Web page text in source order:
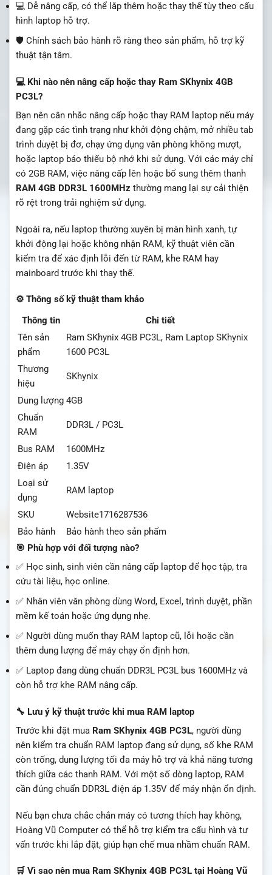
💻 Dễ nâng cấp, có thể lắp thêm hoặc thay thế tùy theo cấu
hình laptop hỗ trợ.
🛡️ Chính sách bảo hành rõ ràng theo sản phẩm, hỗ trợ kỹ
thuật tận tâm.
💻 Khi nào nên nâng cấp hoặc thay Ram SKhynix 4GB
PC3L?
Bạn nên cân nhắc nâng cấp hoặc thay RAM laptop nếu máy
đang gặp các tình trạng như khởi động chậm, mở nhiều tab
trình duyệt bị đơ, chạy ứng dụng văn phòng không mượt,
hoặc laptop báo thiếu bộ nhớ khi sử dụng. Với các máy chỉ
có 2GB RAM, việc nâng cấp lên hoặc bổ sung thêm thanh
RAM 4GB DDR3L 1600MHz thường mang lại sự cải thiện
rõ rệt trong trải nghiệm sử dụng.
Ngoài ra, nếu laptop thường xuyên bị màn hình xanh, tự
khởi động lại hoặc không nhận RAM, kỹ thuật viên cần
kiểm tra để xác định lỗi đến từ RAM, khe RAM hay
mainboard trước khi thay thế.
⚙️ Thông số kỹ thuật tham khảo
Thông tin
Chi tiết
Tên sản
phẩm
Ram SKhynix 4GB PC3L, Ram Laptop SKhynix
1600 PC3L
Thương
hiệu
SKhynix
Dung lượng 4GB
Chuẩn
RAM
DDR3L / PC3L
Bus RAM
1600MHz
Điện áp
1.35V
Loại sử
dụng
RAM laptop
SKU
Website1716287536
Bảo hành
Bảo hành theo sản phẩm
🎯 Phù hợp với đối tượng nào?
✅ Học sinh, sinh viên cần nâng cấp laptop để học tập, tra
cứu tài liệu, học online.
✅ Nhân viên văn phòng dùng Word, Excel, trình duyệt, phần
mềm kế toán hoặc ứng dụng nhẹ.
✅ Người dùng muốn thay RAM laptop cũ, lỗi hoặc cần
thêm dung lượng để máy chạy ổn định hơn.
✅ Laptop đang dùng chuẩn DDR3L PC3L bus 1600MHz và
còn hỗ trợ khe RAM nâng cấp.
🔧 Lưu ý kỹ thuật trước khi mua RAM laptop
Trước khi đặt mua Ram SKhynix 4GB PC3L, người dùng
nên kiểm tra chuẩn RAM laptop đang sử dụng, số khe RAM
còn trống, dung lượng tối đa máy hỗ trợ và khả năng tương
thích giữa các thanh RAM. Với một số dòng laptop, RAM
cần đúng chuẩn DDR3L điện áp 1.35V để máy nhận ổn định.
Nếu bạn chưa chắc chắn máy có tương thích hay không,
Hoàng Vũ Computer có thể hỗ trợ kiểm tra cấu hình và tư
vấn trước khi lắp đặt, giúp hạn chế mua nhầm chuẩn RAM.
🛒 Vì sao nên mua Ram SKhynix 4GB PC3L tại Hoàng Vũ